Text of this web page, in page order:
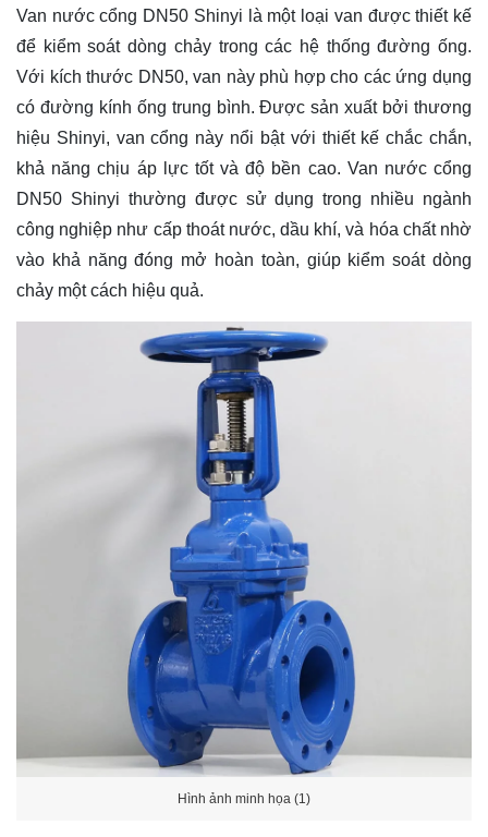
Van nước cổng DN50 Shinyi là một loại van được thiết kế
để kiểm soát dòng chảy trong các hệ thống đường ống.
Với kích thước DN50, van này phù hợp cho các ứng dụng
có đường kính ống trung bình. Được sản xuất bởi thương
hiệu Shinyi, van cổng này nổi bật với thiết kế chắc chắn,
khả năng chịu áp lực tốt và độ bền cao. Van nước cổng
DN50 Shinyi thường được sử dụng trong nhiều ngành
công nghiệp như cấp thoát nước, dầu khí, và hóa chất nhờ
vào khả năng đóng mở hoàn toàn, giúp kiểm soát dòng
chảy một cách hiệu quả.
Hình ảnh minh họa (1)